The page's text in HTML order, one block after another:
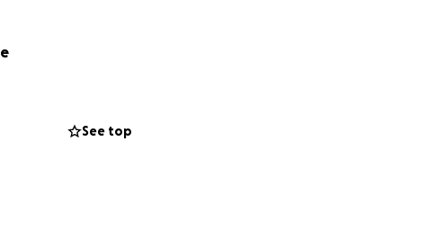
e supportare il suo
cuore per la
See top